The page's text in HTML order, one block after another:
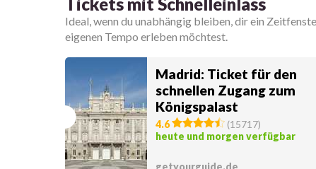
Ideal, wenn du unabhängig bleiben, dir ein
eigenen Tempo erleben möchtest.
Madrid: Ticket für den
schnellen Zugang zum
Königspalast
4.6 (15717)
heute und morgen verfügbar
getyourguide.de